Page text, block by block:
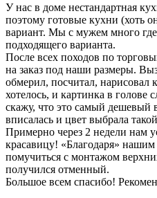
У нас в доме нестандартная
поэтому готовые кухни (хоть
вариант. Мы с мужем много
подходящего варианта.
После всех походов по
на заказ под наши размеры.
обмерил, посчитал, нарисовал
хотелось, и картинка в голове
скажу, что это самый дешевый
вписалась и цвет выбрала
Примерно через 2 недели нам
красавицу! «Благодаря»
помучиться с монтажом
получился отменный.
Большое всем спасибо!